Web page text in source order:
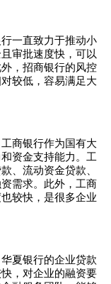
一直致力于推动小
审批速度快，可以
，招商银行的风控
较低，容易满足大
商银行作为国有大
资金支持能力。工
、流动资金贷款、
需求。此外，工商
较快，是很多企业
夏银行的企业贷款
，对企业的融资要